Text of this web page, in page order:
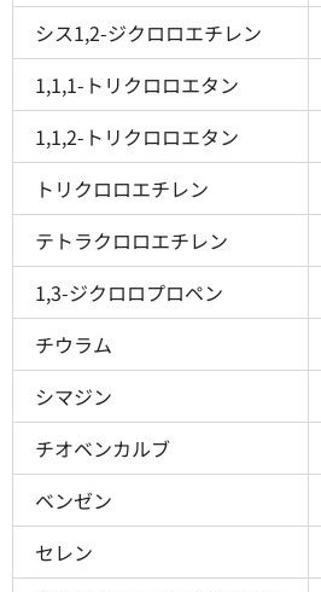
シス1,2-ジクロロエチレン
1,1,1-トリクロロエタン
1,1,2-トリクロロエタン
トリクロロエチレン
テトラクロロエチレン
1,3-ジクロロプロペン
チウラム
シマジン
チオベンカルブ
ベンゼン
セレン